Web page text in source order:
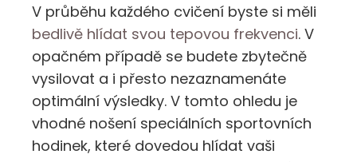
V průběhu každého cvičení byste si měli
bedlivě hlídat svou tepovou frekvenci. V
opačném případě se budete zbytečně
vysilovat a i přesto nezaznamenáte
optimální výsledky. V tomto ohledu je
vhodné nošení speciálních sportovních
hodinek, které dovedou hlídat vaši